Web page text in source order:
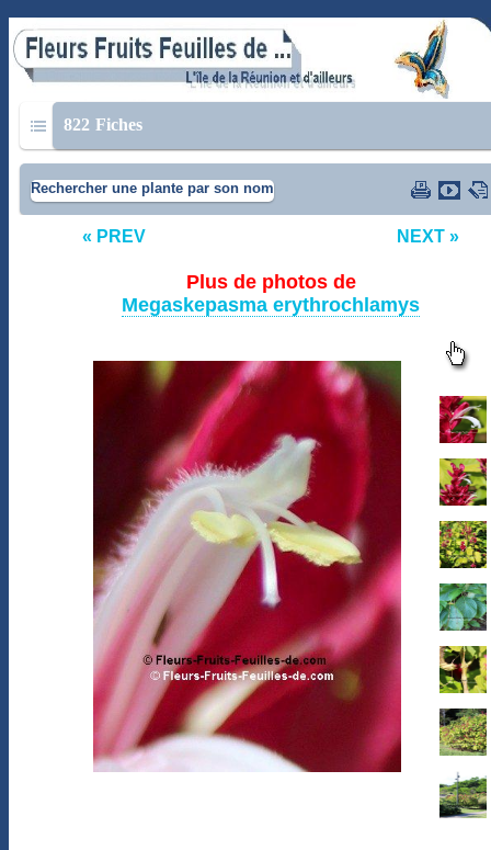
822 Fiches
Rechercher une plante par son nom
« PREV NEXT »
Plus de photos de
Megaskepasma erythrochlamys